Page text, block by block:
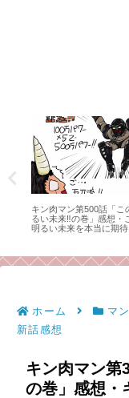
キン肉マン第500話「こ
るい未来‼の巻」感想・
明るい未来を本当に期待
ホーム マ
新話感想
キン肉マン第
の巻」感想・